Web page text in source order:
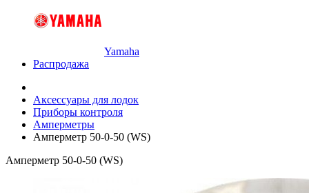
Yamaha
Распродажа
Аксессуары для лодок
Приборы контроля
Амперметры
Амперметр 50-0-50 (WS)
Амперметр 50-0-50 (WS)